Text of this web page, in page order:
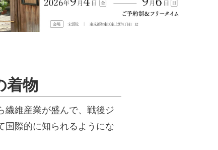
着物
繊維産業が盛んで、戦後ジ
国際的に知られるようにな